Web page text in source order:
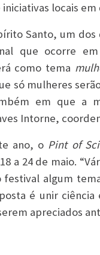
locais
Santo, um
que ocorre
como tema
só mulheres
em que a
Intorne,
ano, o Pint of
a 24 de maio.
algum
é unir
apreciados